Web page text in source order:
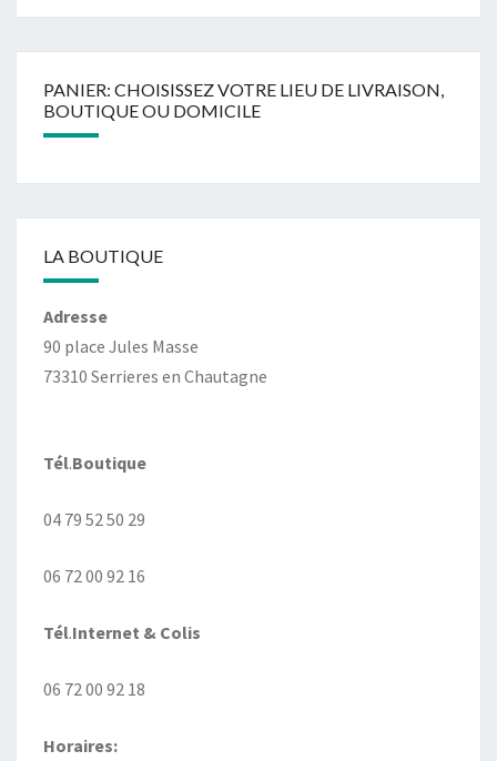
PANIER: CHOISISSEZ VOTRE LIEU DE LIVRAISON,
BOUTIQUE OU DOMICILE
LA BOUTIQUE
Adresse
90 place Jules Masse
73310 Serrieres en Chautagne
Tél.Boutique
04 79 52 50 29
06 72 00 92 16
Tél.Internet & Colis
06 72 00 92 18
Horaires: